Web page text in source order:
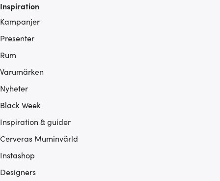
Inspiration
Kampanjer
Presenter
Rum
Varumärken
Nyheter
Black Week
Inspiration & guider
Cerveras Muminvärld
Instashop
Designers